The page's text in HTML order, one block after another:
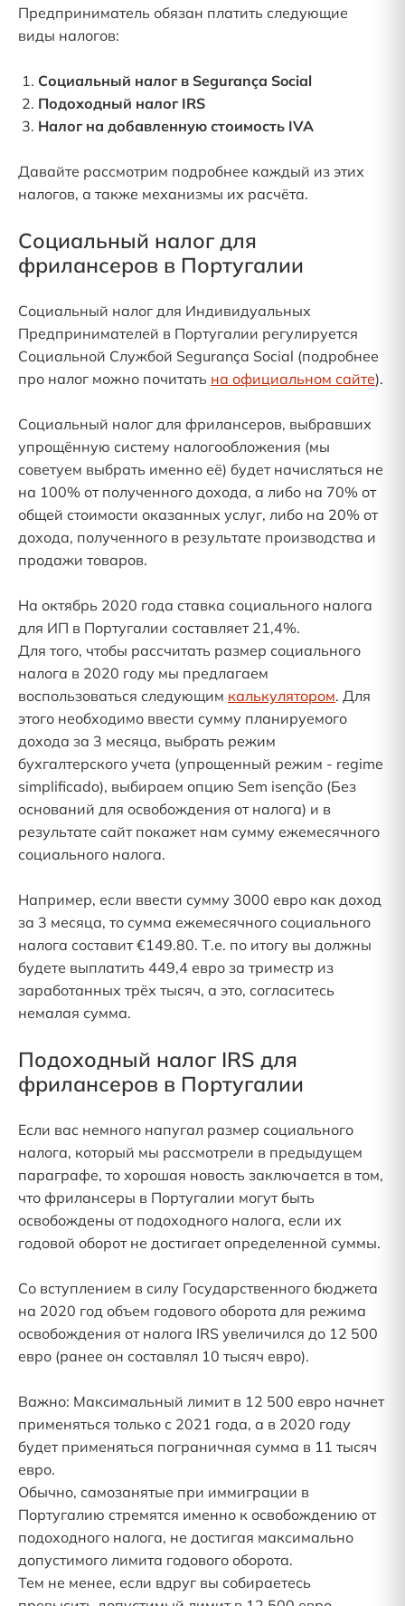
Предприниматель обязан платить следующие
виды налогов:
Социальный налог в Segurança Social
Подоходный налог IRS
Налог на добавленную стоимость IVA
Давайте рассмотрим подробнее каждый из этих
налогов, а также механизмы их расчёта.
Социальный налог для
фрилансеров в Португалии
Социальный налог для Индивидуальных
Предпринимателей в Португалии регулируется
Социальной Службой Segurança Social (подробнее
про налог можно почитать на официальном сайте).
Социальный налог для фрилансеров, выбравших
упрощённую систему налогообложения (мы
советуем выбрать именно её) будет начисляться не
на 100% от полученного дохода, а либо на 70% от
общей стоимости оказанных услуг, либо на 20% от
дохода, полученного в результате производства и
продажи товаров.
На октябрь 2020 года ставка социального налога
для ИП в Португалии составляет 21,4%.
Для того, чтобы рассчитать размер социального
налога в 2020 году мы предлагаем
воспользоваться следующим калькулятором. Для
этого необходимо ввести сумму планируемого
дохода за 3 месяца, выбрать режим
бухгалтерского учета (упрощенный режим - regime
simplificado), выбираем опцию Sem isenção (Без
оснований для освобождения от налога) и в
результате сайт покажет нам сумму ежемесячного
социального налога.
Например, если ввести сумму 3000 евро как доход
за 3 месяца, то сумма ежемесячного социального
налога составит €149.80. Т.е. по итогу вы должны
будете выплатить 449,4 евро за триместр из
заработанных трёх тысяч, а это, согласитесь
немалая сумма.
Подоходный налог IRS для
фрилансеров в Португалии
Если вас немного напугал размер социального
налога, который мы рассмотрели в предыдущем
параграфе, то хорошая новость заключается в том,
что фрилансеры в Португалии могут быть
освобождены от подоходного налога, если их
годовой оборот не достигает определенной суммы.
Со вступлением в силу Государственного бюджета
на 2020 год объем годового оборота для режима
освобождения от налога IRS увеличился до 12 500
евро (ранее он составлял 10 тысяч евро).
Важно: Максимальный лимит в 12 500 евро начнет
применяться только с 2021 года, а в 2020 году
будет применяться пограничная сумма в 11 тысяч
евро.
Обычно, самозанятые при иммиграции в
Португалию стремятся именно к освобождению от
подоходного налога, не достигая максимально
допустимого лимита годового оборота.
Тем не менее, если вдруг вы собираетесь